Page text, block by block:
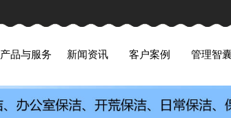
管理智
客户案例
新闻资讯
产品与服务